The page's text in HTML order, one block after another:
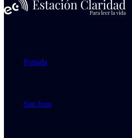
Portada
San Juan